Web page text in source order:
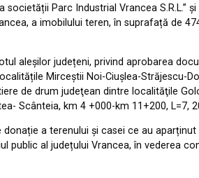
Parc Industrial Vrancea S.R.L.”
a imobilului teren, în suprafață de
aleșilor județeni, privind aprobarea
Mirceștii Noi-Ciușlea-Străjescu-
de drum judeţean dintre localităţile
Scânteia, km 4 +000-km 11+200, L=7,
a terenului și casei ce au
al județului Vrancea, în vederea